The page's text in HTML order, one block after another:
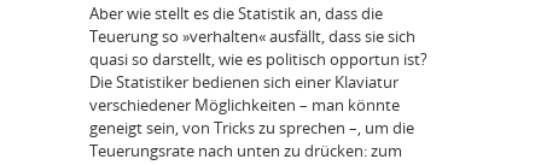
Aber wie stellt es die Statistik an, dass die
Teuerung so »verhalten« ausfällt, dass sie sich
quasi so darstellt, wie es politisch opportun ist?
Die Statistiker bedienen sich einer Klaviatur
verschiedener Möglichkeiten – man könnte
geneigt sein, von Tricks zu sprechen –, um die
Teuerungsrate nach unten zu drücken: zum